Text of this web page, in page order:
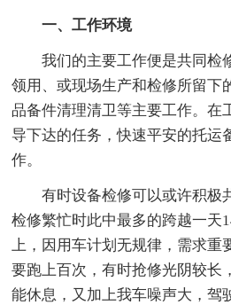
一、工作环境
我们的主要工作便是共同检
领用、或现场生产和检修所留下
品备件清理清卫等主要工作。在
导下达的任务，快速平安的托运
作。
有时设备检修可以或许积极
检修繁忙时此中最多的跨越一天
上，因用车计划无规律，需求重
要跑上百次，有时抢修光阴较长
能休息，又加上我车噪声大，驾